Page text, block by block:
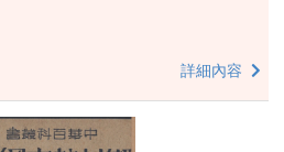
詳細內容